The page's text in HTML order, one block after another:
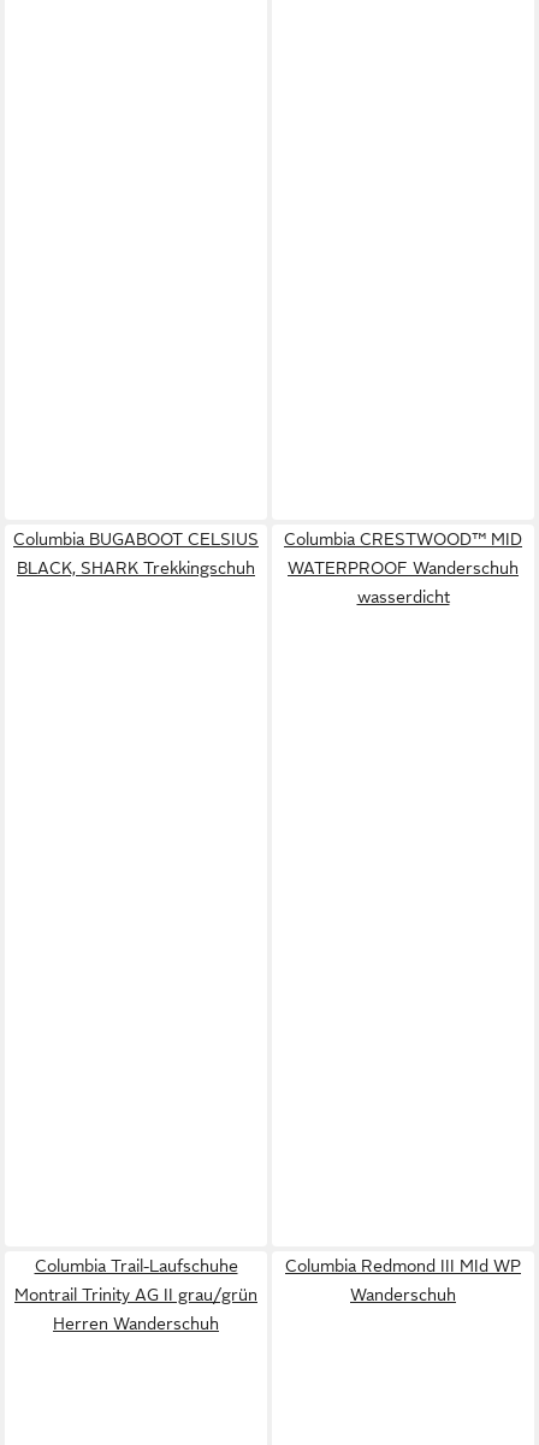
Columbia BUGABOOT CELSIUS
BLACK, SHARK Trekkingschuh
Columbia CRESTWOOD™ MID
WATERPROOF Wanderschuh
wasserdicht
Columbia Trail-Laufschuhe
Montrail Trinity AG II grau/grün
Herren Wanderschuh
Columbia Redmond III MId WP
Wanderschuh